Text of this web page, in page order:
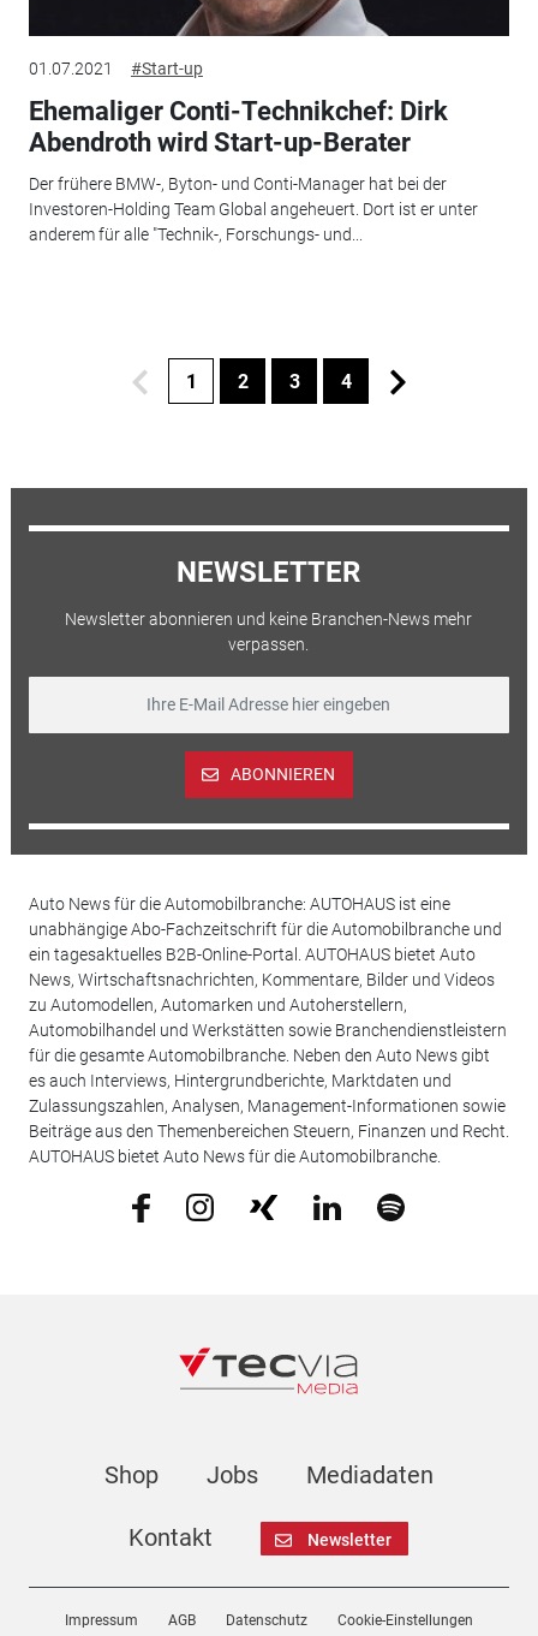
01.07.2021 #Start-up
Ehemaliger Conti-Technikchef: Dirk
Abendroth wird Start-up-Berater
Der frühere BMW-, Byton- und Conti-Manager hat bei der
Investoren-Holding Team Global angeheuert. Dort ist er unter
anderem für alle "Technik-, Forschungs- und...
1 2 3 4
NEWSLETTER
Newsletter abonnieren und keine Branchen-News mehr
verpassen.
ABONNIEREN
Auto News für die Automobilbranche: AUTOHAUS ist eine
unabhängige Abo-Fachzeitschrift für die Automobilbranche und
ein tagesaktuelles B2B-Online-Portal. AUTOHAUS bietet Auto
News, Wirtschaftsnachrichten, Kommentare, Bilder und Videos
zu Automodellen, Automarken und Autoherstellern,
Automobilhandel und Werkstätten sowie Branchendienstleistern
für die gesamte Automobilbranche. Neben den Auto News gibt
es auch Interviews, Hintergrundberichte, Marktdaten und
Zulassungszahlen, Analysen, Management-Informationen sowie
Beiträge aus den Themenbereichen Steuern, Finanzen und Recht.
AUTOHAUS bietet Auto News für die Automobilbranche.
Shop Jobs Mediadaten
Kontakt Newsletter
Impressum AGB Datenschutz Cookie-Einstellungen